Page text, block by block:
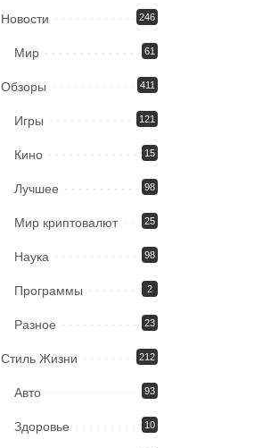
Новости 246
Мир 61
Обзоры 411
Игры 121
Кино 15
Лучшее 98
Мир криптовалют 25
Наука 98
Программы 2
Разное 23
Стиль Жизни 212
Авто 93
Здоровье 10